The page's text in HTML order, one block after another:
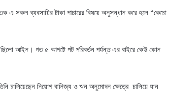
এ সকল ব্যবসায়ির টাকা পাচারের বিষয়ে অনুসন্ধান করে হলে “কেচো
ছিলো আইন। গত ৫ আগষ্টে পট পরিবর্তন পর্যন্ত এর বাইরে কেউ কোন
চালিয়েছেন নিয়োগ বানিজ্য ও ঋন অনুমোদন ক্ষেত্রে চালিয়ে যান